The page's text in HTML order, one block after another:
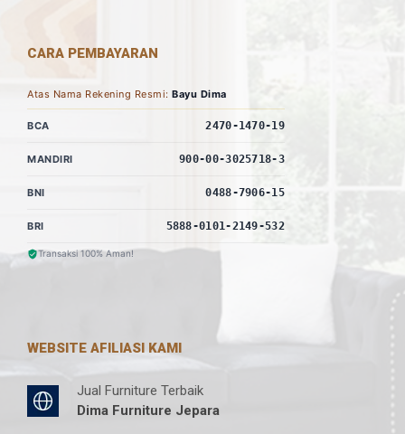
CARA PEMBAYARAN
Atas Nama Rekening Resmi: Bayu Dima
BCA 2470-1470-19
MANDIRI 900-00-3025718-3
BNI 0488-7906-15
BRI 5888-0101-2149-532
Transaksi 100% Aman!
WEBSITE AFILIASI KAMI
Jual Furniture Terbaik
Dima Furniture Jepara